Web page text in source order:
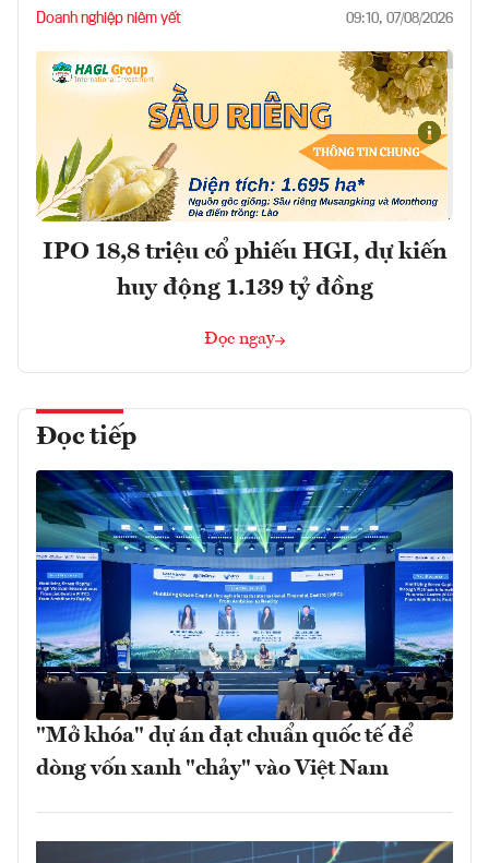
Doanh nghiệp niêm yết 09:10, 07/08/2026
IPO 18,8 triệu cổ phiếu HGI, dự kiến
huy động 1.139 tỷ đồng
Đọc ngay
Đọc tiếp
"Mở khóa" dự án đạt chuẩn quốc tế để
dòng vốn xanh "chảy" vào Việt Nam